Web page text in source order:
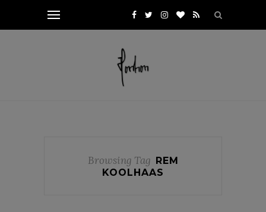
Browsing Tag REM
KOOLHAAS